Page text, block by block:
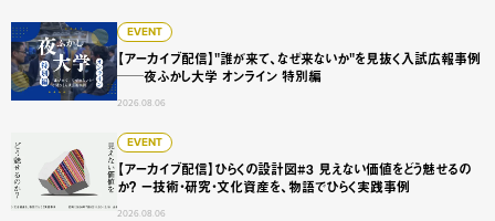
EVENT
【アーカイブ配信】"誰が来て、なぜ来ないか"を見抜く入試広報事例
──夜ふかし大学 オンライン 特別編
2026.08.06
【アーカイブ配信】"誰が来て、なぜ来ないか"を見抜く入
EVENT
【アーカイブ配信】ひらくの設計図#3 見えない価値をどう魅せるの
か？ ー技術・研究・文化資産を、物語でひらく実践事例
2026.08.06
【アーカイブ配信】ひらくの設計図#3 見えない価値をどう